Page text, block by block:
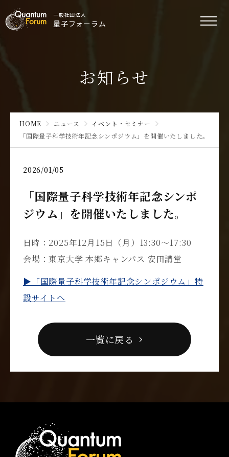
一般社団法人
量子フォーラム
お知らせ
HOME ニュース
イベント・セミナー
「国際量子科学技術年記念シンポジウム」を開催いたしました。
2026/01/05
「国際量子科学技術年記念シンポ
ジウム」を開催いたしました。
日時：2025年12月15日（月）13:30～17:30
会場：東京大学 本郷キャンパス 安田講堂
▶「国際量子科学技術年記念シンポジウム」特
設サイトへ
一覧に戻る